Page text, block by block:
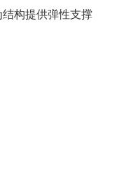
构提供弹性支撑